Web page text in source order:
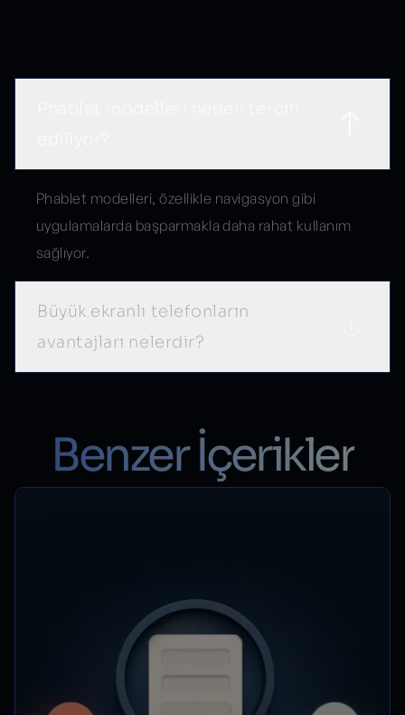
Phablet modelleri, özellikle navigasyon gibi
uygulamalarda başparmakla daha rahat kullanım
sağlıyor.
Büyük ekranlı telefonların
avantajları nelerdir?
Benzer İçerikler